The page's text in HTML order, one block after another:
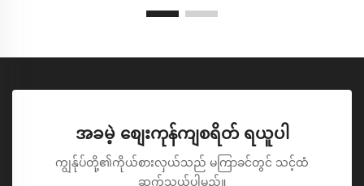
အခမဲ့ စျေးကုန်ကျစရိတ် ရယူပါ
ကျွန်ုပ်တို့၏ကိုယ်စားလှယ်သည် မကြာခင်တွင် သင့်ထံ
ဆက်သွယ်ပါမည်။